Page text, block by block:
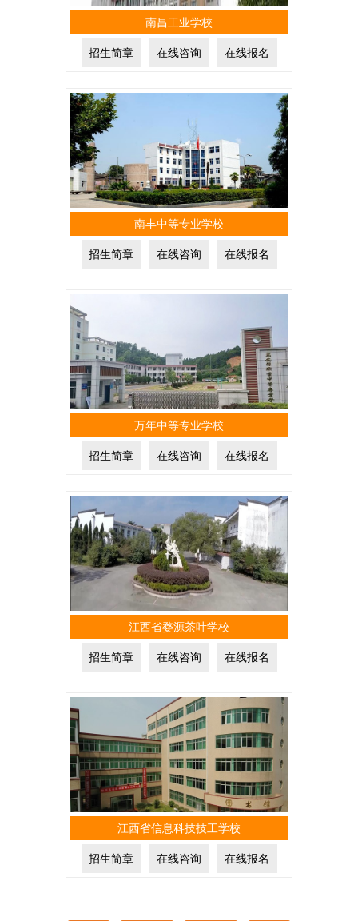
南昌工业学校
招生简章 在线咨询 在线报名
南丰中等专业学校
招生简章 在线咨询 在线报名
万年中等专业学校
招生简章 在线咨询 在线报名
江西省婺源茶叶学校
招生简章 在线咨询 在线报名
江西省信息科技技工学校
招生简章 在线咨询 在线报名